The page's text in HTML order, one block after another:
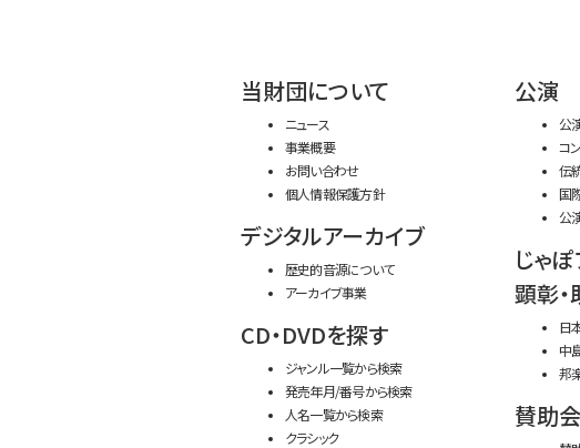
当財団について
ニュース
事業概要
お問い合わせ
個人情報保護方針
デジタルアーカイブ
歴史的音源について
アーカイブ事業
CD・DVDを探す
ジャンル一覧から検索
発売年月/番号から検索
人名一覧から検索
クラシック
公演
公
コ
伝
国
公
じゃ
顕彰
日
中
邦
賛助